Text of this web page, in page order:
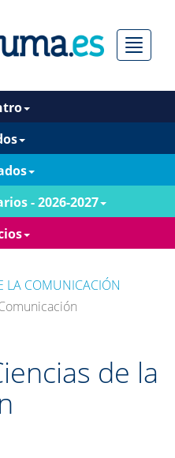
Menú
- 2026-2027
LA COMUNICACIÓN
de la